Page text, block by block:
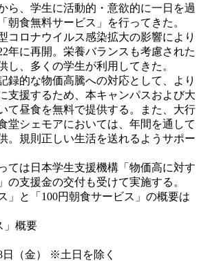
ら、学生に活動的・意欲的に一日を過
朝食無料サービス」を行ってきた。
コロナウイルス感染拡大の影響により
年に再開。栄養バランスも考慮された
し、多くの学生が利用してきた。
的な物価高騰への対応として、より
支援するため、本キャンパスおよび大
て昼食を無料で提供する。また、大行
堂シェモアにおいては、年間を通して
。規則正しい生活を送れるようサポー
ては日本学生支援機構「物価高に対す
の支援金の交付も受けて実施する。
と「100円朝食サービス」の概要は
」概要
（金） ※土日を除く